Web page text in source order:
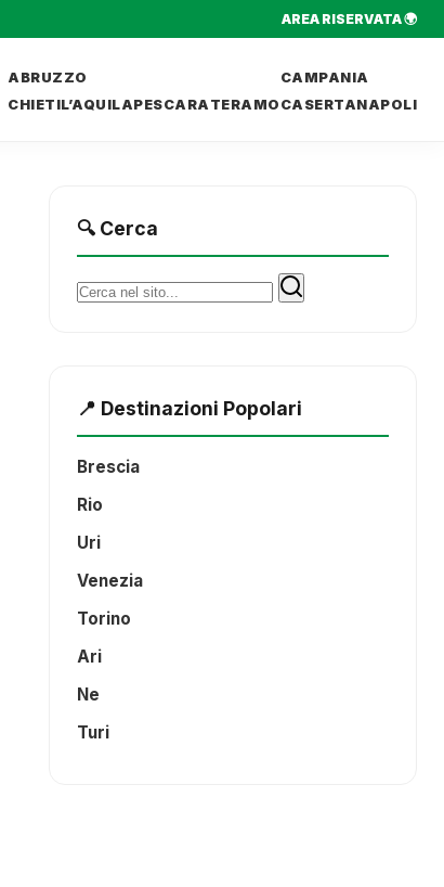
AREA RISERVATA 🌍
ABRUZZO
CHIETIL’AQUILAPESCARA TERAMO
CAMPANIA
CASERTANAPOLI
🔍 Cerca
Cerca:
📍 Destinazioni Popolari
Brescia
Rio
Uri
Venezia
Torino
Ari
Ne
Turi